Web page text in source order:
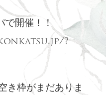
で開催！！
?
き枠がまだありま